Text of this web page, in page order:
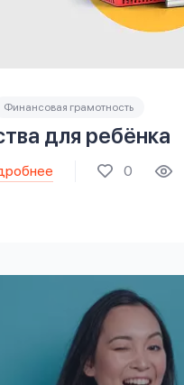
Финансовая грамотность
для ребёнка
0